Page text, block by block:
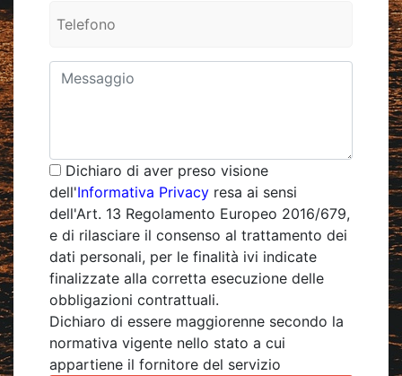
Dichiaro di aver preso visione
dell'Informativa Privacy resa ai sensi
dell'Art. 13 Regolamento Europeo 2016/679,
e di rilasciare il consenso al trattamento dei
dati personali, per le finalità ivi indicate
finalizzate alla corretta esecuzione delle
obbligazioni contrattuali.
Dichiaro di essere maggiorenne secondo la
normativa vigente nello stato a cui
appartiene il fornitore del servizio